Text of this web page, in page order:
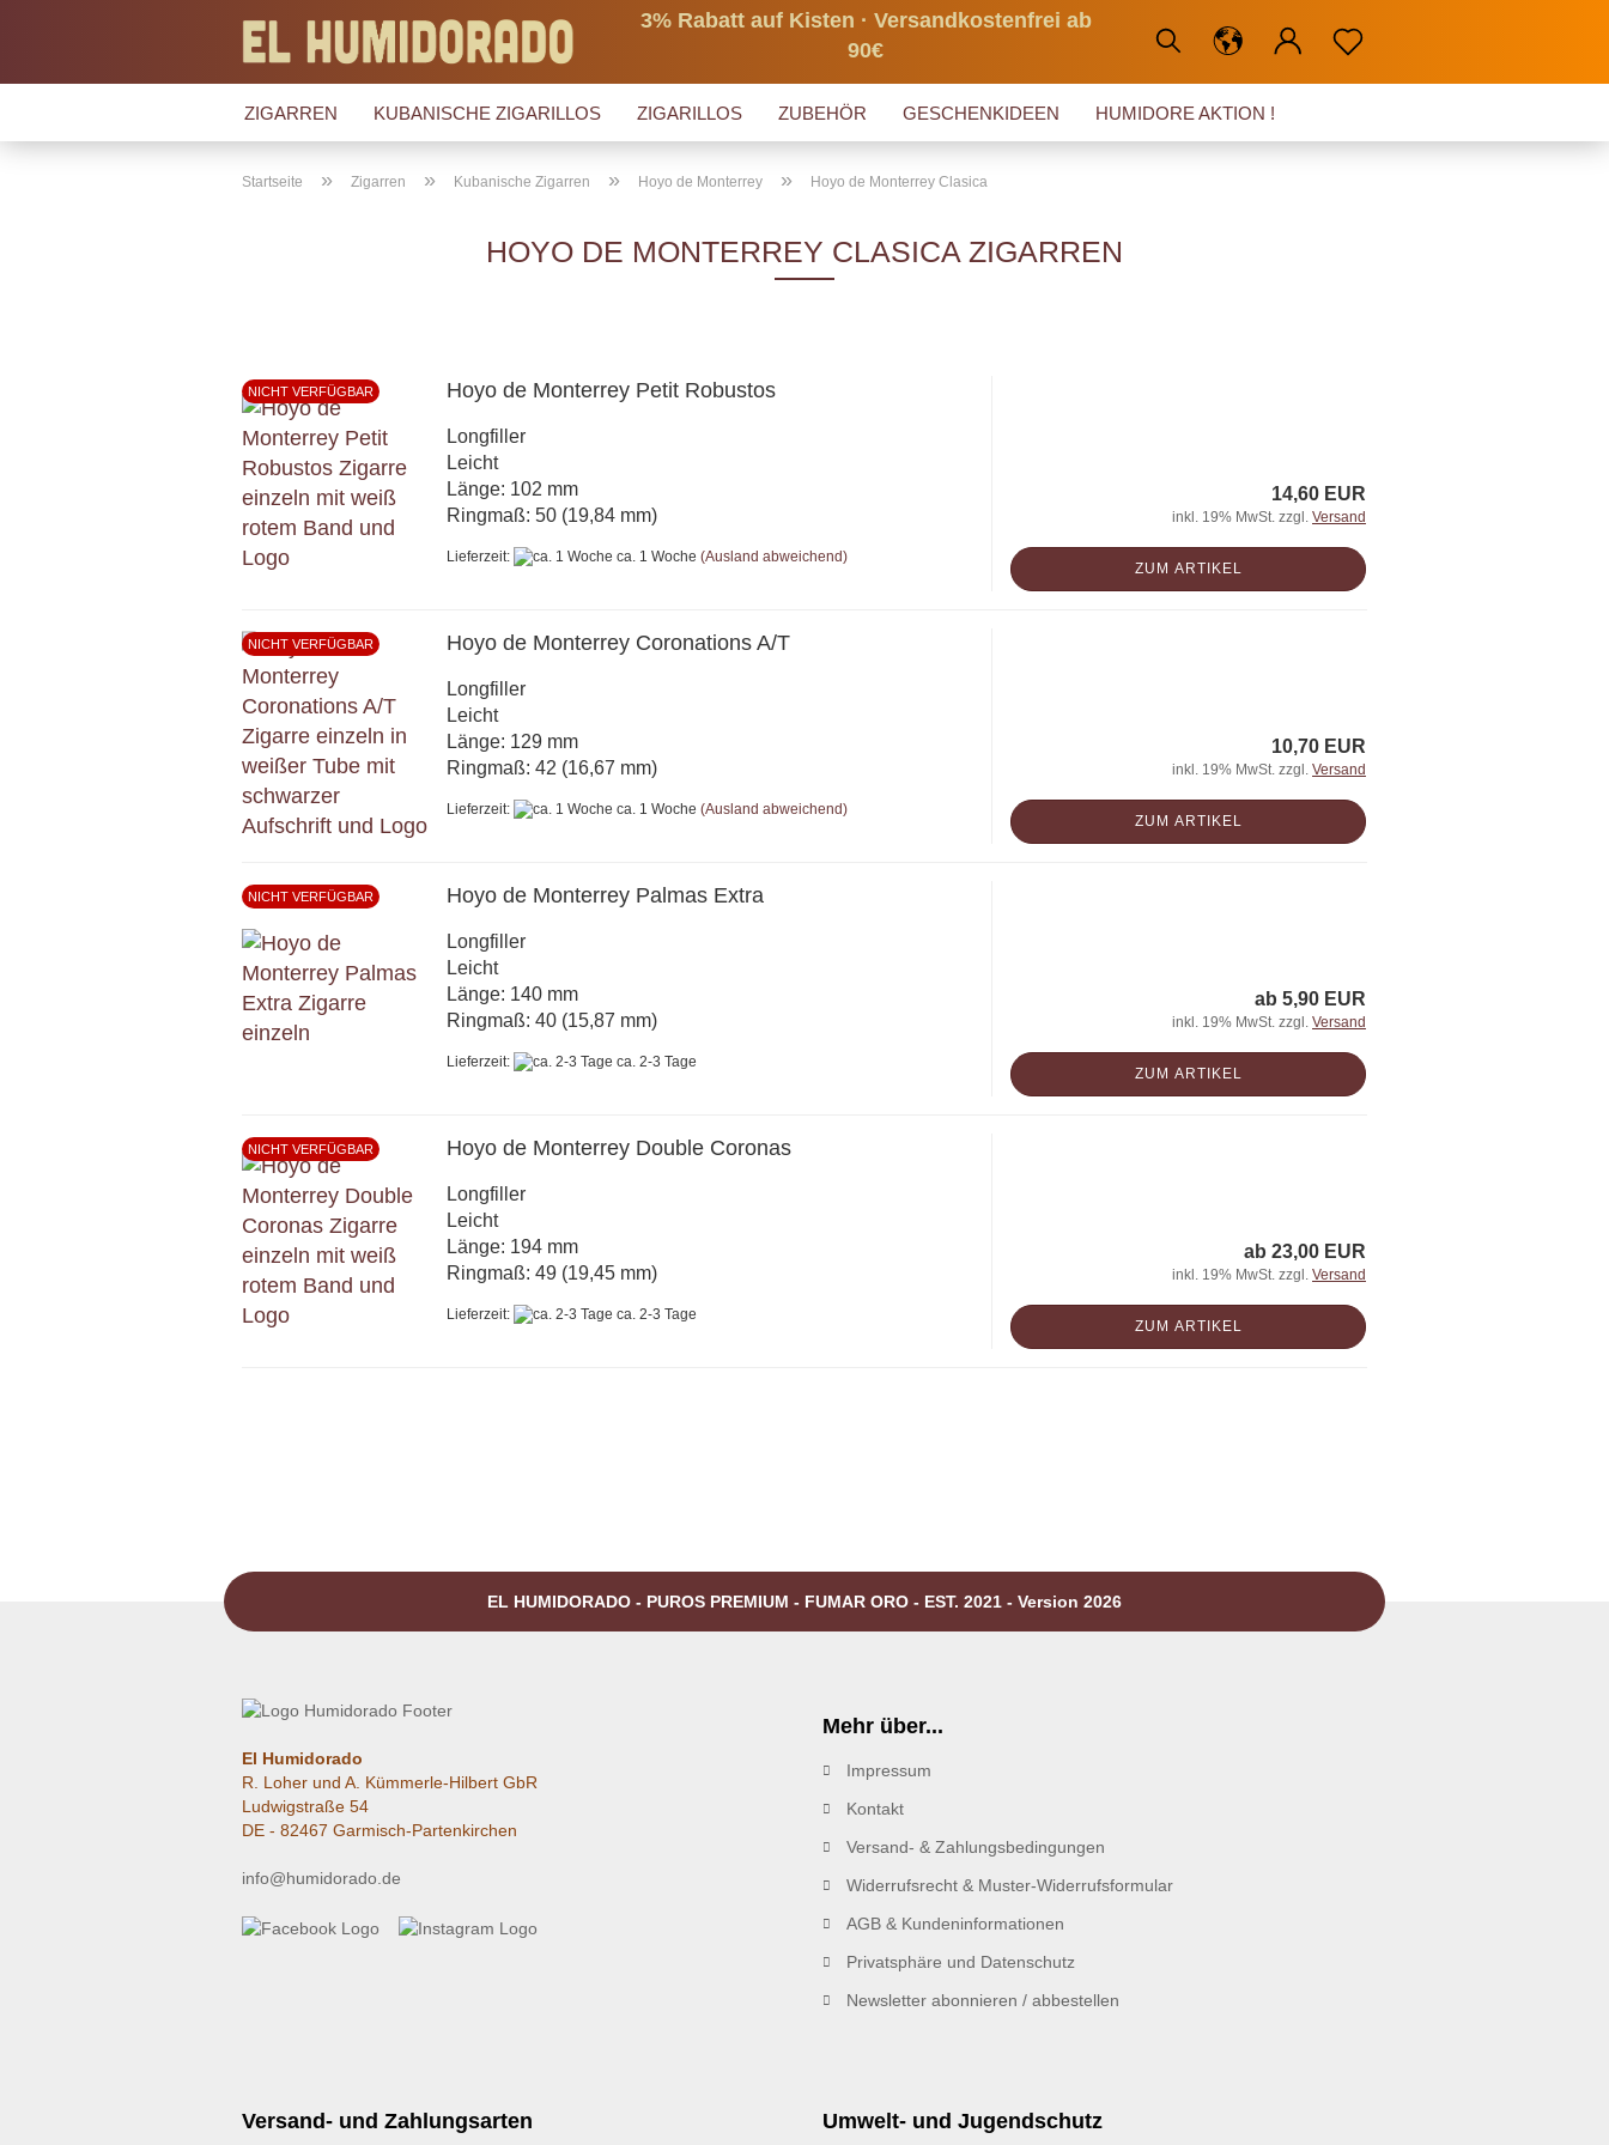
3% Rabatt auf Kisten · Versandkostenfrei ab
90€
ZIGARREN KUBANISCHE ZIGARILLOS ZIGARILLOS ZUBEHÖR GESCHENKIDEEN HUMIDORE AKTION !
Startseite » Zigarren » Kubanische Zigarren » Hoyo de Monterrey » Hoyo de Monterrey Clasica
HOYO DE MONTERREY CLASICA ZIGARREN
NICHT VERFÜGBAR Hoyo de Monterrey Petit Robustos
Longfiller
Leicht
Länge: 102 mm
Ringmaß: 50 (19,84 mm)
Lieferzeit: ca. 1 Woche (Ausland abweichend)
14,60 EUR
inkl. 19% MwSt. zzgl. Versand
ZUM ARTIKEL
NICHT VERFÜGBAR Hoyo de Monterrey Coronations A/T
Longfiller
Leicht
Länge: 129 mm
Ringmaß: 42 (16,67 mm)
Lieferzeit: ca. 1 Woche (Ausland abweichend)
10,70 EUR
inkl. 19% MwSt. zzgl. Versand
ZUM ARTIKEL
NICHT VERFÜGBAR Hoyo de Monterrey Palmas Extra
Longfiller
Leicht
Länge: 140 mm
Ringmaß: 40 (15,87 mm)
Lieferzeit: ca. 2-3 Tage
ab 5,90 EUR
inkl. 19% MwSt. zzgl. Versand
ZUM ARTIKEL
NICHT VERFÜGBAR Hoyo de Monterrey Double Coronas
Longfiller
Leicht
Länge: 194 mm
Ringmaß: 49 (19,45 mm)
Lieferzeit: ca. 2-3 Tage
ab 23,00 EUR
inkl. 19% MwSt. zzgl. Versand
ZUM ARTIKEL
EL HUMIDORADO - PUROS PREMIUM - FUMAR ORO - EST. 2021 - Version 2026
El Humidorado
R. Loher und A. Kümmerle-Hilbert GbR
Ludwigstraße 54
DE - 82467 Garmisch-Partenkirchen
info@humidorado.de
Mehr über...
Impressum
Kontakt
Versand- & Zahlungsbedingungen
Widerrufsrecht & Muster-Widerrufsformular
AGB & Kundeninformationen
Privatsphäre und Datenschutz
Newsletter abonnieren / abbestellen
Versand- und Zahlungsarten Umwelt- und Jugendschutz